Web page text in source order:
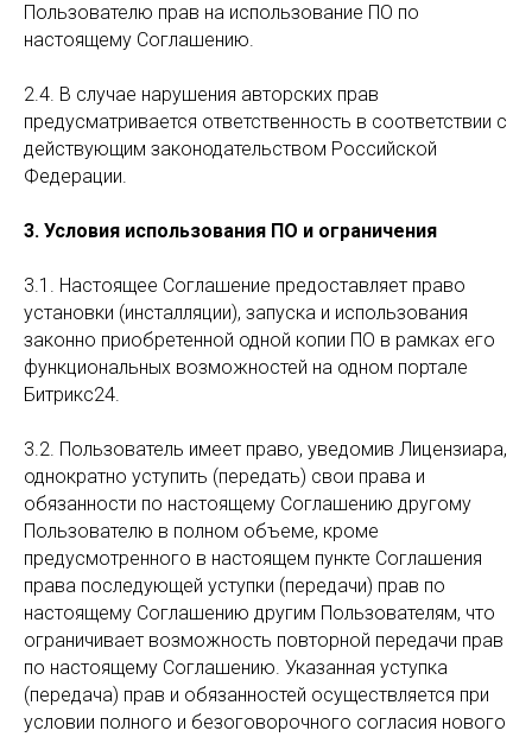
Пользователю прав на использование ПО по
настоящему Соглашению.
2.4. В случае нарушения авторских прав
предусматривается ответственность в соответствии с
действующим законодательством Российской
Федерации.
3. Условия использования ПО и ограничения
3.1. Настоящее Соглашение предоставляет право
установки (инсталляции), запуска и использования
законно приобретенной одной копии ПО в рамках его
функциональных возможностей на одном портале
Битрикс24.
3.2. Пользователь имеет право, уведомив Лицензиара,
однократно уступить (передать) свои права и
обязанности по настоящему Соглашению другому
Пользователю в полном объеме, кроме
предусмотренного в настоящем пункте Соглашения
права последующей уступки (передачи) прав по
настоящему Соглашению другим Пользователям, что
ограничивает возможность повторной передачи прав
по настоящему Соглашению. Указанная уступка
(передача) прав и обязанностей осуществляется при
условии полного и безоговорочного согласия нового